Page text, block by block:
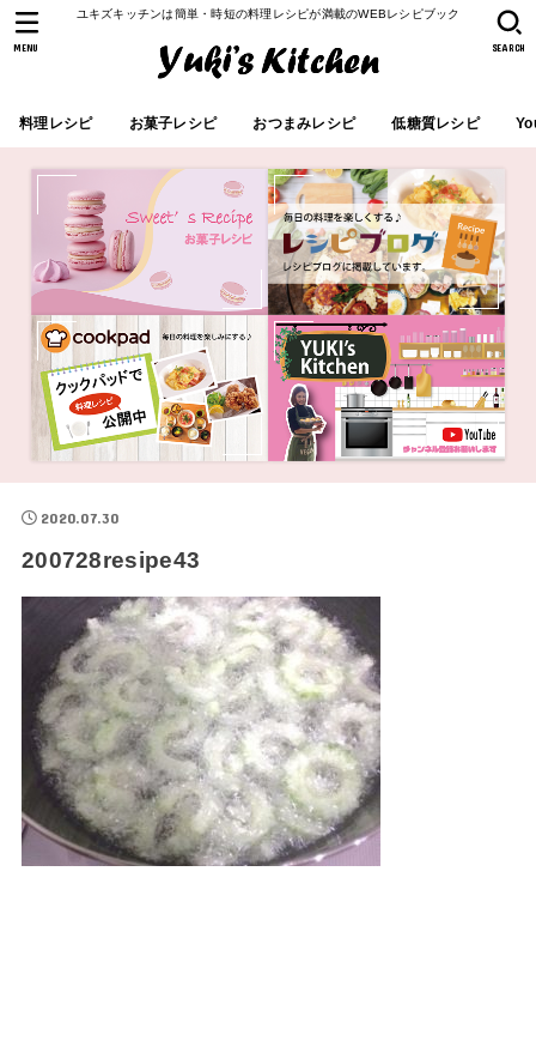
ユキズキッチンは簡単・時短の料理レシピが満載のWEBレシピブック
料理レシピ お菓子レシピ おつまみレシピ 低糖質レシピ
SEARCH
MENU
2020.07.30
200728resipe43